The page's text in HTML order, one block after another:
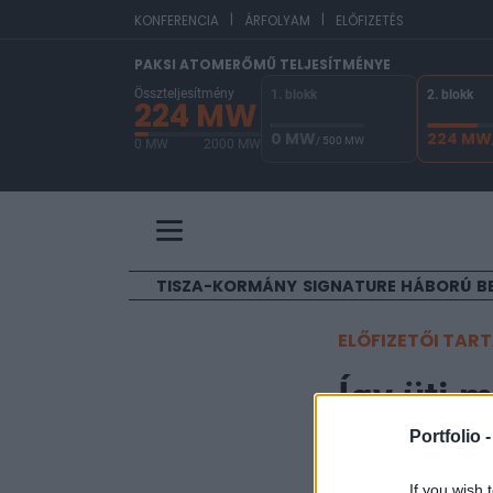
Portfolio -
KONFERENCIA | ÁRFOLYAM | ELŐFIZETÉS
PAKSI ATOMERŐMŰ TELJESÍTMÉNYE
Összteljesítmény
224 MW
0 MW 2000 MW
1. blokk
0 MW/ 500 MW
2. blokk
224 MW
TISZA-KORMÁNY SIGNATURE HÁBORÚ
ELŐFIZETŐI
Így üti
2025. június 28. 10:00